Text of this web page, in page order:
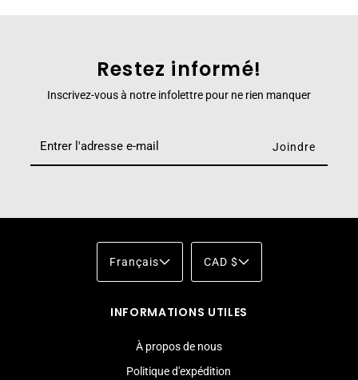
Restez informé!
Inscrivez-vous à notre infolettre pour ne rien manquer
Français CAD $
INFORMATIONS UTILES
À propos de nous
Politique d'expédition